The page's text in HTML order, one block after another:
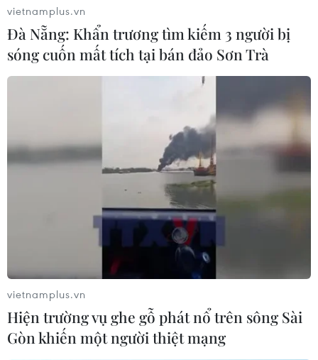
vietnamplus.vn
Đà Nẵng: Khẩn trương tìm kiếm 3 người bị
sóng cuốn mất tích tại bán đảo Sơn Trà
vietnamplus.vn
Hiện trường vụ ghe gỗ phát nổ trên sông Sài
Gòn khiến một người thiệt mạng